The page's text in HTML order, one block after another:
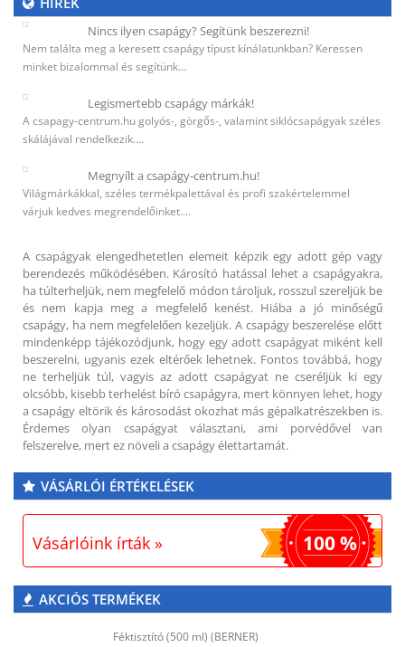
Nincs ilyen csapágy? Segítünk beszerezni!
Nem találta meg a keresett csapágy típust kínálatunkban? Keressen
minket bizalommal és segítünk…
Legismertebb csapágy márkák!
A csapagy-centrum.hu golyós-, görgős-, valamint siklócsapágyak széles
skálájával rendelkezik.…
Megnyílt a csapágy-centrum.hu!
Világmárkákkal, széles termékpalettával és profi szakértelemmel
várjuk kedves megrendelőinket.…
A csapágyak elengedhetetlen elemeit képzik egy adott gép vagy
berendezés működésében. Károsító hatással lehet a csapágyakra,
ha túlterheljük, nem megfelelő módon tároljuk, rosszul szereljük be
és nem kapja meg a megfelelő kenést. Hiába a jó minőségű
csapágy, ha nem megfelelően kezeljük. A csapágy beszerelése előtt
mindenképp tájékozódjunk, hogy egy adott csapágyat miként kell
beszerelni, ugyanis ezek eltérőek lehetnek. Fontos továbbá, hogy
ne terheljük túl, vagyis az adott csapágyat ne cseréljük ki egy
olcsóbb, kisebb terhelést bíró csapágyra, mert könnyen lehet, hogy
a csapágy eltörik és károsodást okozhat más gépalkatrészekben is.
Érdemes olyan csapágyat választani, ami porvédővel van
felszerelve, mert ez növeli a csapágy élettartamát.
VÁSÁRLÓI ÉRTÉKELÉSEK
Vásárlóink írták » 100 %
AKCIÓS TERMÉKEK
Féktisztító (500 ml) (BERNER)